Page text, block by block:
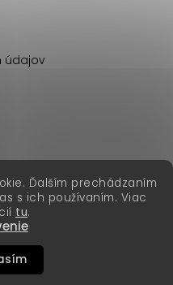
Ďalším prechádzaním
s ich používaním. Viac
tu.
údajov
. Všetky práva vyhradené.